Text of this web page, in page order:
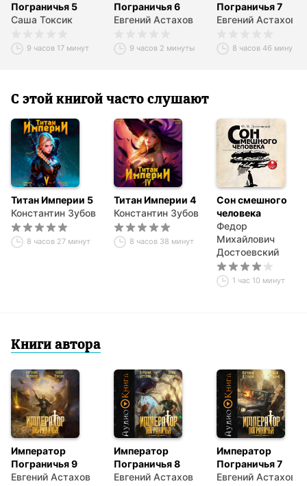
Пограничья 5
Саша Токсик
9 часов 17 минут
Пограничья 6
Евгений Астахов
9 часов 2 минуты
Пограничья 7
Евгений Астахов
8 часов 46 минут
С этой книгой часто слушают
Титан Империи 5
Константин Зубов
8 часов 27 минут
Титан Империи 4
Константин Зубов
8 часов 38 минут
Сон смешного
человека
Федор
Михайлович
Достоевский
1 час 10 минут
Книги автора
Император
Пограничья 9
Евгений Астахов
Император
Пограничья 8
Евгений Астахов
Император
Пограничья 7
Евгений Астахов